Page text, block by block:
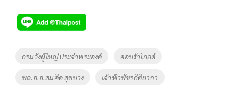
e
b
o
k
tt
er
p
y
Li
k
Tags
กรมวังผู้ใหญ่ประจำพระองค์ คอบร้าโกลด์
พล.อ.อ.สมคิด สุขบาง เจ้าฟ้าพัชรกิติยาภา